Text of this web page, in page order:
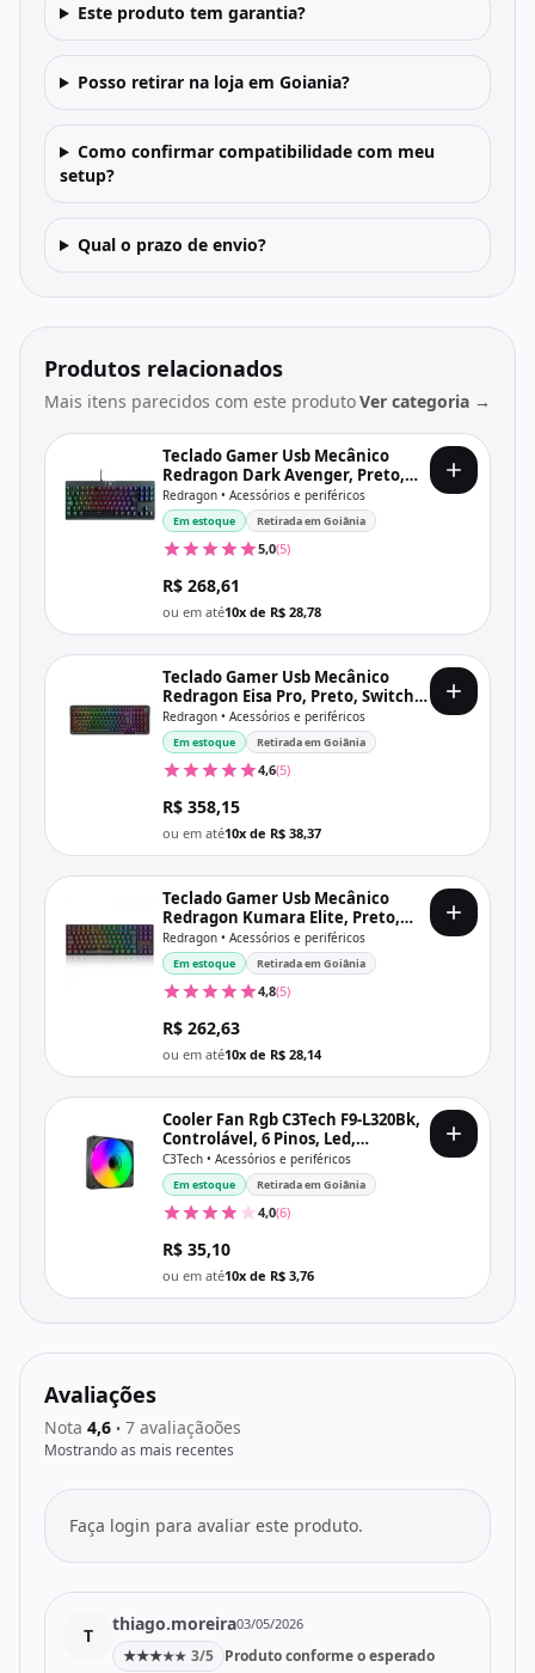
Este produto tem garantia?
Posso retirar na loja em Goiania?
Como confirmar compatibilidade com meu
setup?
Qual o prazo de envio?
Produtos relacionados
Mais itens parecidos com este produtoVer categoria →
Teclado Gamer Usb Mecânico
Redragon Dark Avenger, Preto,
Switch Outemu Blue, Rgb, Abnt2,
K568Rgb-2 V2 Pt-Blue
Redragon • Acessórios e periféricos
Em estoque Retirada em Goiânia
5,0(5)
R$ 268,61
ou em até10x de R$ 28,78
Teclado Gamer Usb Mecânico
Redragon Eisa Pro, Preto, Switch
Mambo, Rgb, Wi-fi, Bt, Usb-C,
Abnt2, K686-Rgb-Pro
Redragon • Acessórios e periféricos
Em estoque Retirada em Goiânia
4,6(5)
R$ 358,15
ou em até10x de R$ 38,37
Teclado Gamer Usb Mecânico
Redragon Kumara Elite, Preto,
Switch Brown, Rgb, Wi-fi, Bt, Usb-
C, Abnt2, K552-Krs
Redragon • Acessórios e periféricos
Em estoque Retirada em Goiânia
4,8(5)
R$ 262,63
ou em até10x de R$ 28,14
Cooler Fan Rgb C3Tech F9-L320Bk,
Controlável, 6 Pinos, Led,
120X120X25 Mm, Preto
C3Tech • Acessórios e periféricos
Em estoque Retirada em Goiânia
4,0(6)
R$ 35,10
ou em até10x de R$ 3,76
Avaliações
Nota 4,6 • 7 avaliaçãoões
Mostrando as mais recentes
Faça login para avaliar este produto.
T
thiago.moreira03/05/2026
★★★★★ 3/5 Produto conforme o esperado